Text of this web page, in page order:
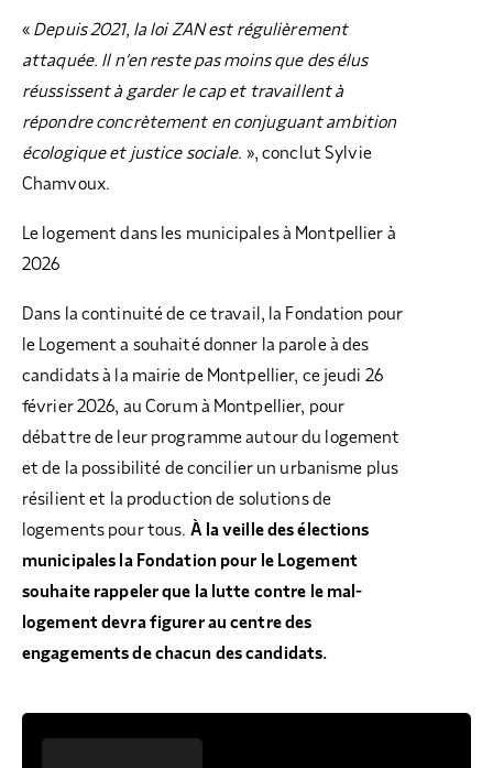
« Depuis 2021, la loi ZAN est régulièrement
attaquée. Il n’en reste pas moins que des élus
réussissent à garder le cap et travaillent à
répondre concrètement en conjuguant ambition
écologique et justice sociale. », conclut Sylvie
Chamvoux.
Le logement dans les municipales à Montpellier à
2026
Dans la continuité de ce travail, la Fondation pour
le Logement a souhaité donner la parole à des
candidats à la mairie de Montpellier, ce jeudi 26
février 2026, au Corum à Montpellier, pour
débattre de leur programme autour du logement
et de la possibilité de concilier un urbanisme plus
résilient et la production de solutions de
logements pour tous. À la veille des élections
municipales la Fondation pour le Logement
souhaite rappeler que la lutte contre le mal-
logement devra figurer au centre des
engagements de chacun des candidats.